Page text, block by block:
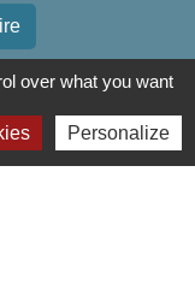
over what you want
Personalize